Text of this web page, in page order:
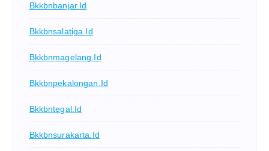
Bkkbnbanjar.id
Bkkbnsalatiga.id
Bkkbnmagelang.id
Bkkbnpekalongan.id
Bkkbntegal.id
Bkkbnsurakarta.id